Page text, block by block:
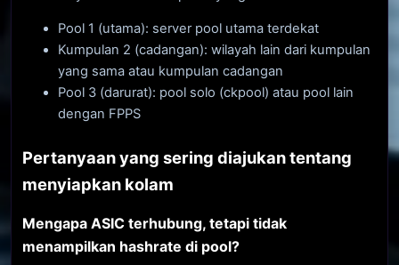
Pool 1 (utama): server pool utama terdekat
Kumpulan 2 (cadangan): wilayah lain dari kumpulan
yang sama atau kumpulan cadangan
Pool 3 (darurat): pool solo (ckpool) atau pool lain
dengan FPPS
Pertanyaan yang sering diajukan tentang
menyiapkan kolam
Mengapa ASIC terhubung, tetapi tidak
menampilkan hashrate di pool?